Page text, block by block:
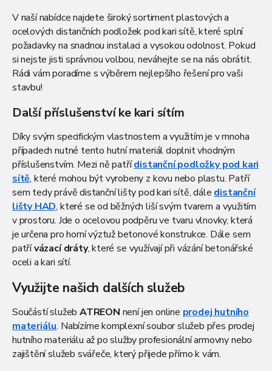
V naší nabídce najdete široký sortiment plastových a
ocelových distančních podložek pod kari sítě, které splní
požadavky na snadnou instalaci a vysokou odolnost. Pokud
si nejste jisti správnou volbou, neváhejte se na nás obrátit.
Rádi vám poradíme s výběrem nejlepšího řešení pro vaši
stavbu!
Další příslušenství ke kari sítím
Díky svým specifickým vlastnostem a využitím je v mnoha
případech nutné tento hutní materiál doplnit vhodným
příslušenstvím. Mezi ně patří distanční podložky pod kari
sítě, které mohou být vyrobeny z kovu nebo plastu. Patří
sem tedy právě distanční lišty pod kari sítě, dále distanční
lišty HAD, které se od běžných liší svým tvarem a využitím
v prostoru. Jde o ocelovou podpěru ve tvaru vlnovky, která
je určena pro horní výztuž betonové konstrukce. Dále sem
patřívázací dráty, které se využívají při vázání betonářské
oceli a kari sítí.
Využijte našich dalších služeb
Součástí služeb ATREON není jen online prodej hutního
materiálu. Nabízíme komplexní soubor služeb přes prodej
hutního materiálu až po služby profesionální armovny nebo
zajištění služeb svářeče, který přijede přímo k vám.